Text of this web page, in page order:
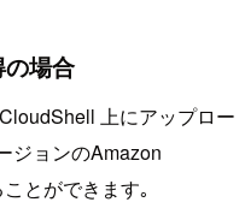
場合
上にアップロー
ジョンのAmazon
とができます｡